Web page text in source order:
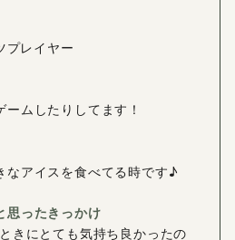
プレイヤー
ムしたりしてます！
なアイスを食べてる時です♪
思ったきっかけ
きにとても気持ち良かったの